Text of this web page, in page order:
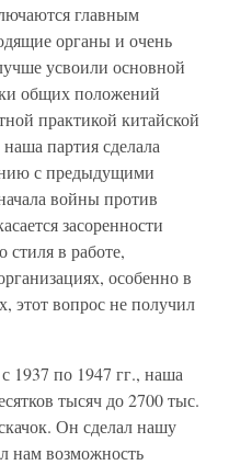
главным
органы и очень
усвоили основной
общих положений
практикой китайской
партия сделала
с предыдущими
войны против
засоренности
стиля в работе,
особенно в
этот вопрос не получил
1937 по 1947 гг., наша
тысяч до 2700 тыс.
Он сделал нашу
нам возможность